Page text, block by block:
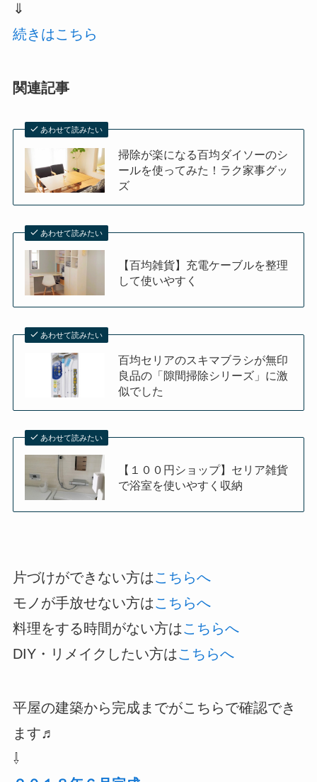
⇓
続きはこちら
関連記事
あわせて読みたい
掃除が楽になる百均ダイソーのシ
ールを使ってみた！ラク家事グッ
ズ
あわせて読みたい
【百均雑貨】充電ケーブルを整理
して使いやすく
あわせて読みたい
百均セリアのスキマブラシが無印
良品の「隙間掃除シリーズ」に激
似でした
あわせて読みたい
【１００円ショップ】セリア雑貨
で浴室を使いやすく収納
片づけができない方はこちらへ
モノが手放せない方はこちらへ
料理をする時間がない方はこちらへ
DIY・リメイクしたい方はこちらへ
平屋の建築から完成までがこちらで確認でき
ます♬
⇩